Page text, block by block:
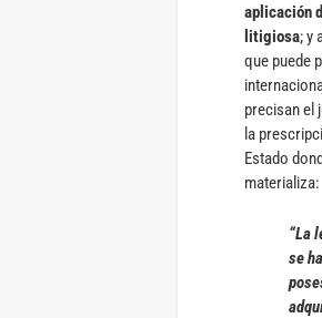
aplicación
litigiosa; y
que puede
precisan el
la
Estado
materializa:
“La
se